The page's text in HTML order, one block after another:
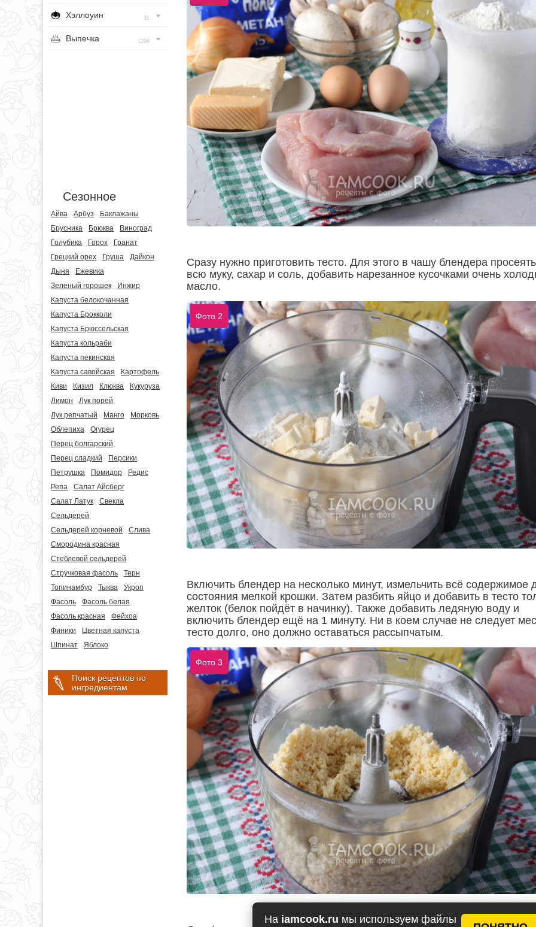
На iamcook.ru мы используем файлы
Хэллоуин 31
Выпечка 1296
Сезонное
Айва Арбуз
Баклажаны
Брусника
Брюква
Виноград
Голубика
Горох
Гранат
Грецкий орех
Груша
Дайкон
Дыня
Ежевика
Зеленый горошек
Инжир
Капуста белокочанная
Капуста Брокколи
Капуста Брюссельская
Капуста кольраби
Капуста пекинская
Капуста савойская
Картофель
Киви
Кизил Клюква
Кукуруза
Лимон
Лук порей
Лук репчатый
Манго
Морковь
Облепиха
Огурец
Перец болгарский
Перец сладкий
Персики
Петрушка
Помидор
Редис
Репа
Салат Айсберг
Салат Латук
Свекла
Сельдерей
Сельдерей корневой
Слива
Смородина красная
Стеблевой сельдерей
Стручковая фасоль
Терн
Топинамбур
Тыква
Укроп
Фасоль
Фасоль белая
Фасоль красная
Фейхоа
Финики
Цветная капуста
Шпинат
Яблоко
Поиск рецептов по
ингредиентам
Сразу нужно приготовить тесто. Для этого в чашу блендера просеять
всю муку, сахар и соль, добавить нарезанное кусочками очень
масло.
Фото 2
Включить блендер на несколько минут, измельчить всё содержимое
состояния мелкой крошки. Затем разбить яйцо и добавить в тесто
желток (белок пойдёт в начинку). Также добавить ледяную воду и
включить блендер ещё на 1 минуту. Ни в коем случае не следует
тесто долго, оно должно оставаться рассыпчатым.
Фото 3